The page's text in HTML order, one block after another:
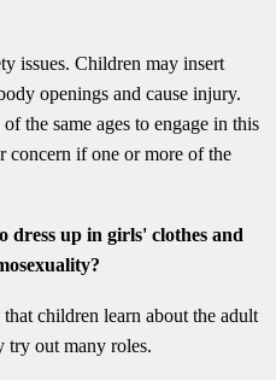
issues. Children may insert
openings and cause injury.
the same ages to engage in this
concern if one or more of the
dress up in girls' clothes and
children learn about the adult
try out many roles.